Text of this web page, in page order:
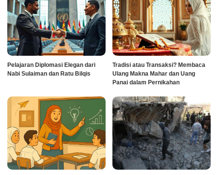
Pelajaran Diplomasi Elegan dari
Nabi Sulaiman dan Ratu Bilqis
Tradisi atau Transaksi? Membaca
Ulang Makna Mahar dan Uang
Panai dalam Pernikahan